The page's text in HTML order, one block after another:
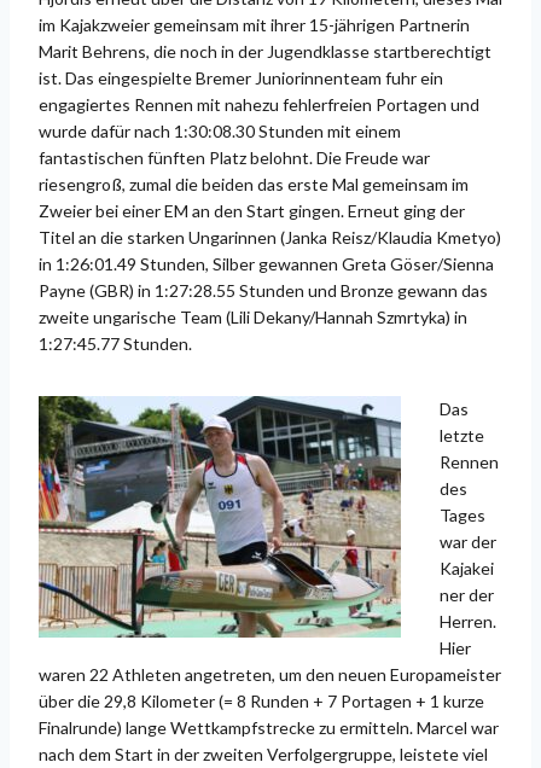
im Kajakzweier gemeinsam mit ihrer 15-jährigen Partnerin
Marit Behrens, die noch in der Jugendklasse startberechtigt
ist. Das eingespielte Bremer Juniorinnenteam fuhr ein
engagiertes Rennen mit nahezu fehlerfreien Portagen und
wurde dafür nach 1:30:08.30 Stunden mit einem
fantastischen fünften Platz belohnt. Die Freude war
riesengroß, zumal die beiden das erste Mal gemeinsam im
Zweier bei einer EM an den Start gingen. Erneut ging der
Titel an die starken Ungarinnen (Janka Reisz/Klaudia Kmetyo)
in 1:26:01.49 Stunden, Silber gewannen Greta Göser/Sienna
Payne (GBR) in 1:27:28.55 Stunden und Bronze gewann das
zweite ungarische Team (Lili Dekany/Hannah Szmrtyka) in
1:27:45.77 Stunden.
Das
letzte
Rennen
des
Tages
war der
Kajakei
ner der
Herren.
Hier
waren 22 Athleten angetreten, um den neuen Europameister
über die 29,8 Kilometer (= 8 Runden + 7 Portagen + 1 kurze
Finalrunde) lange Wettkampfstrecke zu ermitteln. Marcel war
nach dem Start in der zweiten Verfolgergruppe, leistete viel